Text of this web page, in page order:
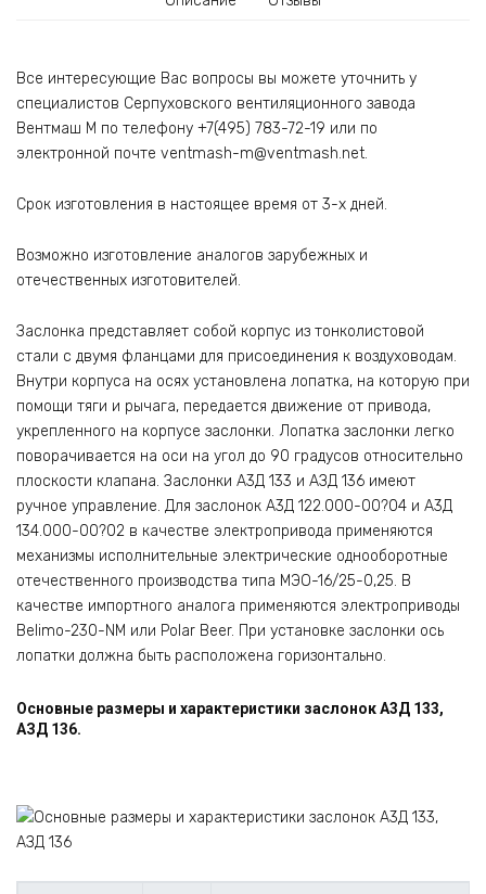
Все интересующие Вас вопросы вы можете уточнить у
специалистов Серпуховского вентиляционного завода
Вентмаш М по телефону +7(495) 783-72-19 или по
электронной почте ventmash-m@ventmash.net.
Срок изготовления в настоящее время от 3-х дней.
Возможно изготовление аналогов зарубежных и
отечественных изготовителей.
Заслонка представляет собой корпус из тонколистовой
стали с двумя фланцами для присоединения к воздуховодам.
Внутри корпуса на осях установлена лопатка, на которую при
помощи тяги и рычага, передается движение от привода,
укрепленного на корпусе заслонки. Лопатка заслонки легко
поворачивается на оси на угол до 90 градусов относительно
плоскости клапана. Заслонки А3Д 133 и АЗД 136 имеют
ручное управление. Для заслонок А3Д 122.000-00?04 и А3Д
134.000-00?02 в качестве электропривода применяются
механизмы исполнительные электрические однооборотные
отечественного производства типа МЭО-16/25-0,25. В
качестве импортного аналога применяются электроприводы
Belimo-230-NM или Polar Beer. При установке заслонки ось
лопатки должна быть расположена горизонтально.
Основные размеры и характеристики заслонок А3Д 133,
АЗД 136.